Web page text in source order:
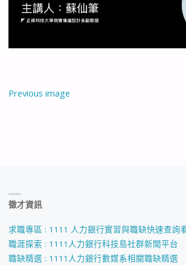
Previous image
徵才資訊
求職專區 : 1111 人力銀行實習與職缺快速查詢
職涯探索 : 1111人力銀行科技島社群新聞平台
職缺精選 : 1111人力銀行數媒系相關職缺精選